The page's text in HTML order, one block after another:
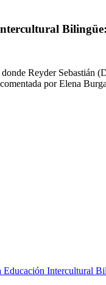
Reyder
por Elena
Intercultural